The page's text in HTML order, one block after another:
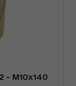
- M10x140